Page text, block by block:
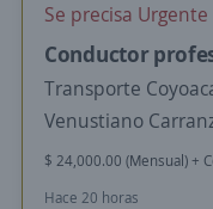
Se precisa Urgente
Conductor
Transporte
Venustiano
$ 24,000.00 (Mensual) +
Hace 20 horas